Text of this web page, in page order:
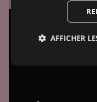
AFFICHER